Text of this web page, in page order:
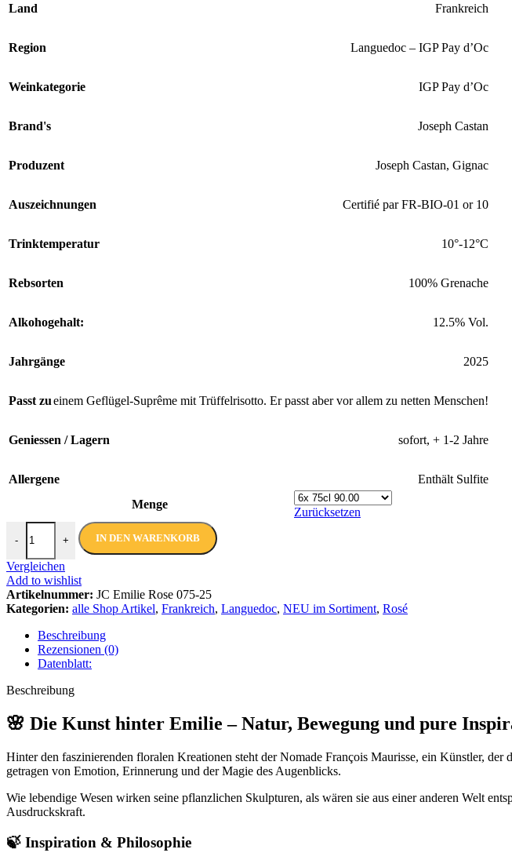
Land Frankreich
Region Languedoc – IGP Pay d’Oc
Weinkategorie IGP Pay d’Oc
Brand's Joseph Castan
Produzent Joseph Castan, Gignac
Auszeichnungen Certifié par FR-BIO-01 or 10
Trinktemperatur 10°-12°C
Rebsorten 100% Grenache
Alkohogehalt: 12.5% Vol.
Jahrgänge 2025
Passt zueinem Geflügel-Suprême mit Trüffelrisotto. Er passt aber vor allem zu netten Menschen!
Geniessen / Lagern sofort, + 1-2 Jahre
Allergene
Enthält Sulfite
Menge
Zurücksetzen
-
Emilie Rosé BIO 2025 IGP | Joseph Castan | 75 cl Menge
+ IN DEN WARENKORB
Vergleichen
Add to wishlist
Artikelnummer: JC Emilie Rose 075-25
Kategorien: alle Shop Artikel, Frankreich, Languedoc, NEU im Sortiment, Rosé
Beschreibung
Rezensionen (0)
Datenblatt:
Beschreibung
🌸 Die Kunst hinter Emilie – Natur, Bewegung und pure
Hinter den faszinierenden floralen Kreationen steht der Nomade François Maurisse, ein Künstler,
getragen von Emotion, Erinnerung und der Magie des Augenblicks.
Wie lebendige Wesen wirken seine pflanzlichen Skulpturen, als wären sie aus einer anderen Welt
Ausdruckskraft.
🍃 Inspiration & Philosophie